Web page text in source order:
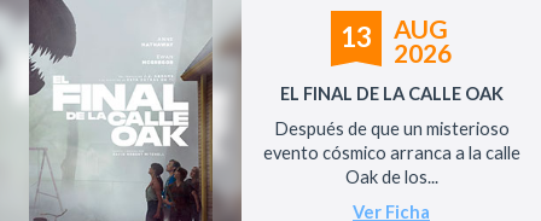
13
AUG
2026
EL FINAL DE LA CALLE OAK
Después de que un misterioso
evento cósmico arranca a la calle
Oak de los...
Ver Ficha